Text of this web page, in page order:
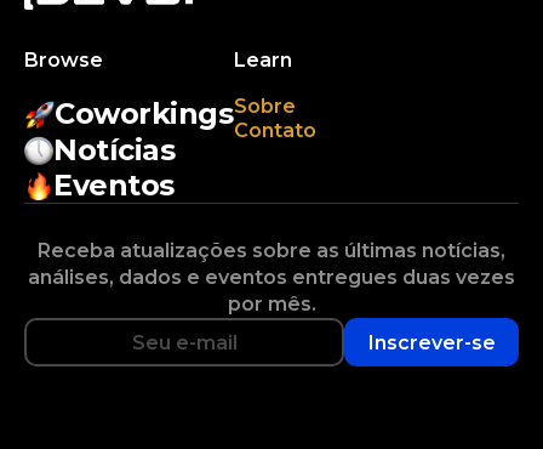
Browse
Coworkings
Notícias
Eventos
Learn
Sobre
Contato
Receba atualizações sobre as últimas notícias,
análises, dados e eventos entregues duas vezes
por mês.
Inscrever-se